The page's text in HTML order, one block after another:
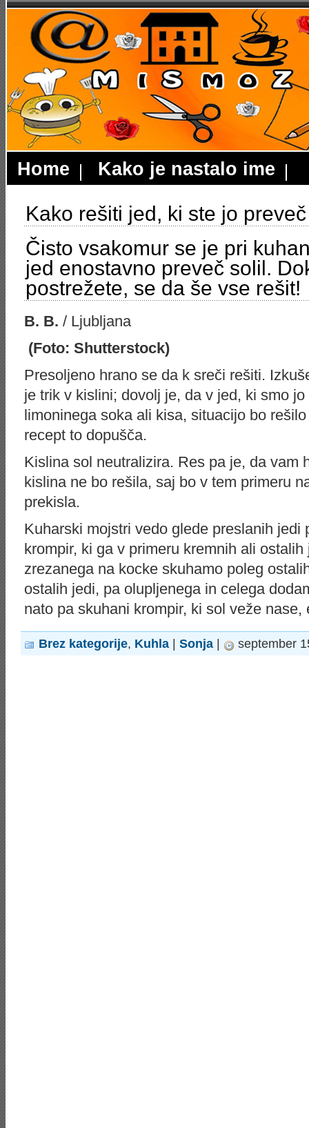
Home Kako je nastalo ime
Kako rešiti jed, ki ste jo
Čisto vsakomur se je pri
jed enostavno preveč solil.
postrežete, se da še vse rešit!
B. B. / Ljubljana
(Foto: Shutterstock)
Presoljeno hrano se da k sreči rešiti.
je trik v kislini; dovolj je, da v jed, ki smo
limoninega soka ali kisa, situacijo bo
recept to dopušča.
Kislina sol neutralizira. Res pa je, da vam
kislina ne bo rešila, saj bo v tem primeru
prekisla.
Kuharski mojstri vedo glede preslanih jedi
krompir, ki ga v primeru kremnih ali
zrezanega na kocke skuhamo poleg
ostalih jedi, pa olupljenega in celega
nato pa skuhani krompir, ki sol veže nase,
Brez kategorije, Kuhla Sonja september